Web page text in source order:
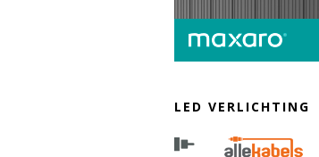
LED VERLICHTING